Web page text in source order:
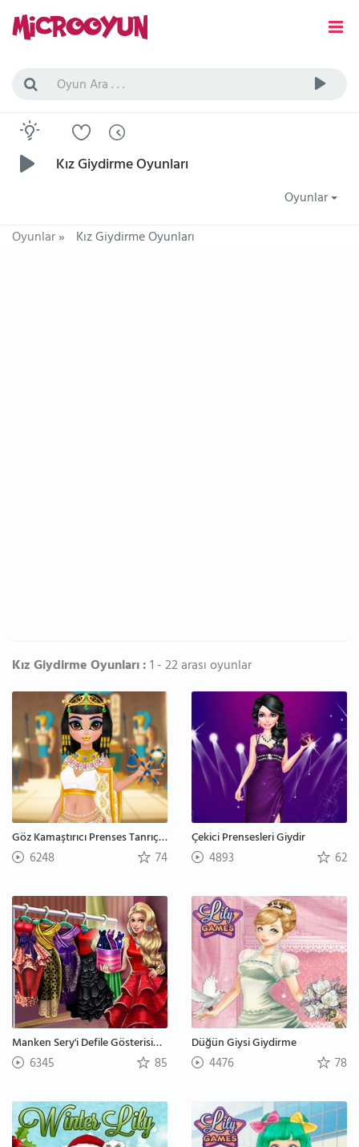
Kız Giydirme Oyunları
Oyunlar
Oyunlar» Kız Giydirme Oyunları
Kız Giydirme Oyunları :1 - 22 arası oyunlar
Göz Kamaştırıcı Prenses Tanrıçalar
6248 74
Çekici Prensesleri Giydir
4893 62
Manken Sery'i Defile Gösterisine Hazırla
6345 85
Düğün Giysi Giydirme
4476 78